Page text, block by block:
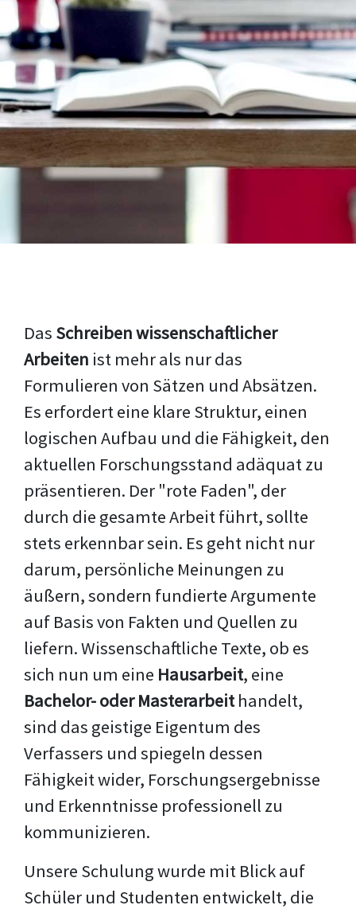
Das Schreiben wissenschaftlicher
Arbeiten ist mehr als nur das
Formulieren von Sätzen und Absätzen.
Es erfordert eine klare Struktur, einen
logischen Aufbau und die Fähigkeit, den
aktuellen Forschungsstand adäquat zu
präsentieren. Der "rote Faden", der
durch die gesamte Arbeit führt, sollte
stets erkennbar sein. Es geht nicht nur
darum, persönliche Meinungen zu
äußern, sondern fundierte Argumente
auf Basis von Fakten und Quellen zu
liefern. Wissenschaftliche Texte, ob es
sich nun um eine Hausarbeit, eine
Bachelor- oder Masterarbeithandelt,
sind das geistige Eigentum des
Verfassers und spiegeln dessen
Fähigkeit wider, Forschungsergebnisse
und Erkenntnisse professionell zu
kommunizieren.
Unsere Schulung wurde mit Blick auf
Schüler und Studenten entwickelt, die